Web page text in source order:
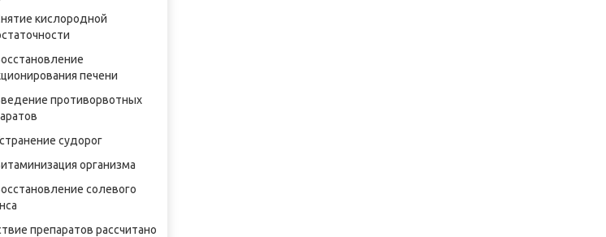
кислородной
печени
противорвотных
судорог
организма
солевого
препаратов рассчитано